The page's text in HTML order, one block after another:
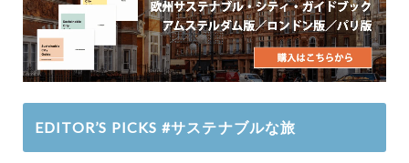
EDITOR’S PICKS #サステナブルな旅